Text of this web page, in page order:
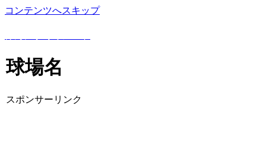
コンテンツへスキップ
球場名
スポンサーリンク